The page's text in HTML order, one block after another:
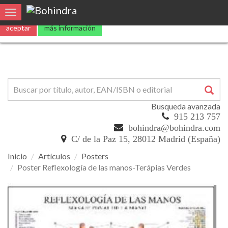
Utilizamoscookies propias y de terceros para mejorar nuestros
aceptar más información
Toggle navigation
Busqueda avanzada
915 213 757
bohindra@bohindra.com
C/ de la Paz 15, 28012 Madrid (España)
Inicio Artículos
Posters
Poster Reflexología de las manos-Terápias Verdes
Poster
Reflexología
de